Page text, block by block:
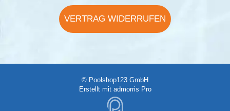
VERTRAG WIDERRUFEN
© Poolshop123 GmbH
Erstellt mit admorris Pro